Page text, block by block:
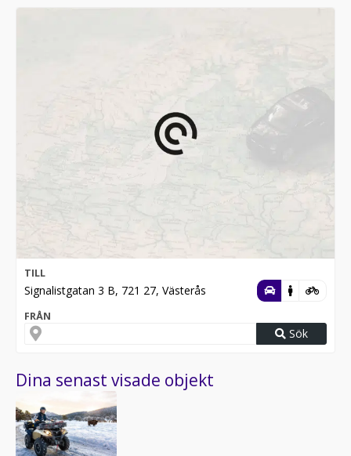
TILL
Signalistgatan 3 B, 721 27, Västerås
FRÅN
Sök
Dina senast visade objekt